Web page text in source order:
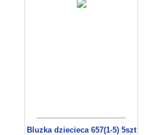
Bluzka dziecieca 657(1-5) 5szt